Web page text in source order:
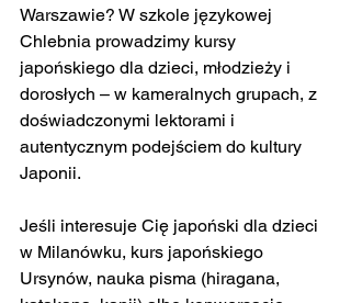
Warszawie? W szkole językowej
Chlebnia prowadzimy kursy
japońskiego dla dzieci, młodzieży i
dorosłych – w kameralnych grupach, z
doświadczonymi lektorami i
autentycznym podejściem do kultury
Japonii.
Jeśli interesuje Cię japoński dla dzieci
w Milanówku, kurs japońskiego
Ursynów, nauka pisma (hiragana,